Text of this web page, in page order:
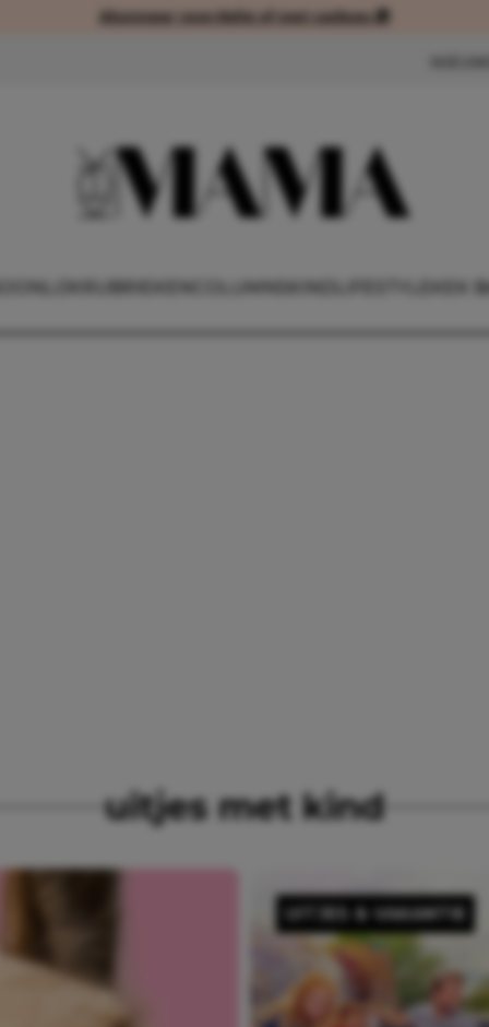
Abonneer voordelig of met cadeau 🎁
Abonneer voordelig of met
uitjes met kind
UITJES & VAKANTIE